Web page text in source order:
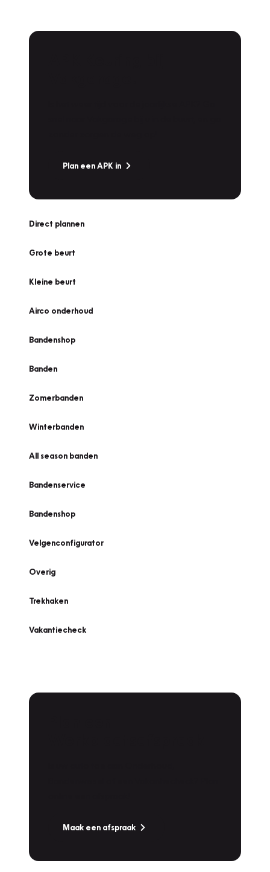
Plan een APK in
Direct plannen
Grote beurt
Kleine beurt
Airco onderhoud
Bandenshop
Banden
Zomerbanden
Winterbanden
All season banden
Bandenservice
Bandenshop
Velgenconfigurator
Overig
Trekhaken
Vakantiecheck
Maak een afspraak